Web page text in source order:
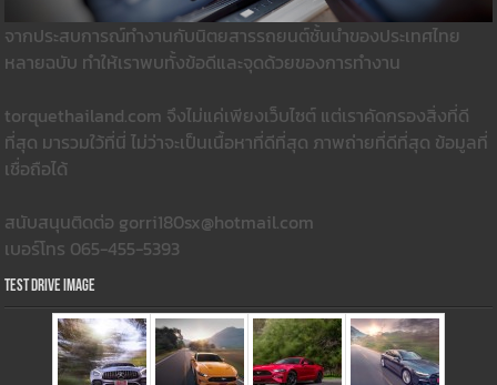
จากประสบการณ์ทำงานกับนิตยสารรถยนต์ชั้นนำของประเทศไทย
หลายฉบับ ทำให้เราพบทั้งข้อดีและจุดด้วยของการทำงาน
torquethailand.com จึงไม่แค่เพียงเว็บไซต์ แต่เราคัดกรองสิ่งที่ดี
ที่สุด มารวมใว้ที่นี่ ไม่ว่าจะเป็นเนื้อหาที่ดีที่สุด ภาพถ่ายที่ดีที่สุด ข้อมูลที่
เชื่อถือได้
สนับสนุนติดต่อ gorri180sx@hotmail.com
เบอร์โทร 065-455-5393
Test Drive Image